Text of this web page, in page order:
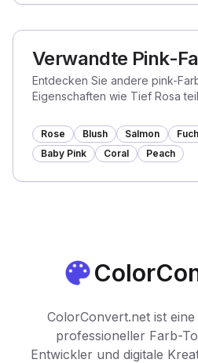
Verwandte Pink-
Entdecken Sie andere pink-
Eigenschaften wie Tief Rosa
Rose Blush Salmon
Baby Pink
Coral Peach
ColorConvert.net ist
professioneller Farb-
Entwickler und digitale